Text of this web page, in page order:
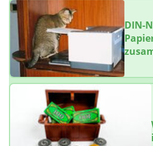
DIN-